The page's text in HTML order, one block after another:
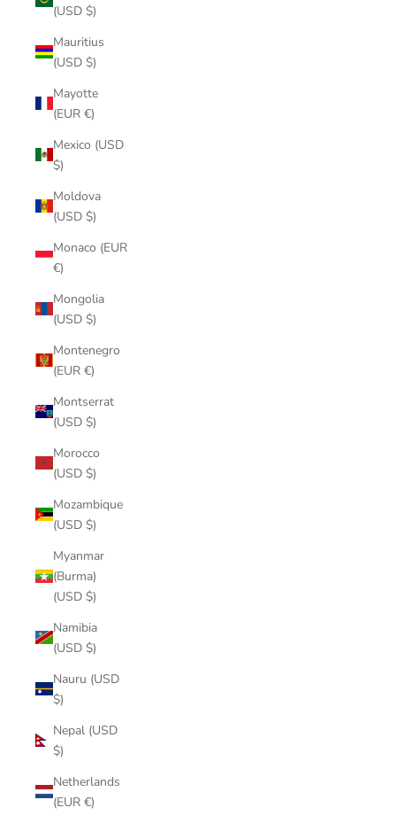
(USD $)
Mauritius
(USD $)
Mayotte
(EUR €)
Mexico (USD
$)
Moldova
(USD $)
Monaco (EUR
€)
Mongolia
(USD $)
Montenegro
(EUR €)
Montserrat
(USD $)
Morocco
(USD $)
Mozambique
(USD $)
Myanmar
(Burma)
(USD $)
Namibia
(USD $)
Nauru (USD
$)
Nepal (USD
$)
Netherlands
(EUR €)